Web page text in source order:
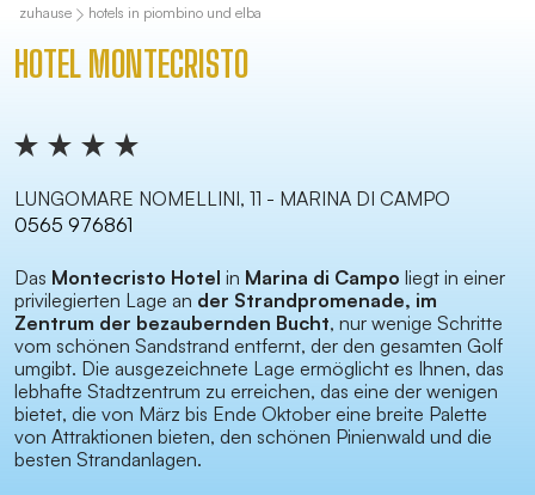
zuhause hotels in piombino und elba
HOTEL MONTECRISTO
LUNGOMARE NOMELLINI, 11 - MARINA DI CAMPO
0565 976861
Das Montecristo Hotel in Marina di Campo liegt in einer
privilegierten Lage an der Strandpromenade, im
Zentrum der bezaubernden Bucht, nur wenige Schritte
vom schönen Sandstrand entfernt, der den gesamten Golf
umgibt. Die ausgezeichnete Lage ermöglicht es Ihnen, das
lebhafte Stadtzentrum zu erreichen, das eine der wenigen
bietet, die von März bis Ende Oktober eine breite Palette
von Attraktionen bieten, den schönen Pinienwald und die
besten Strandanlagen.